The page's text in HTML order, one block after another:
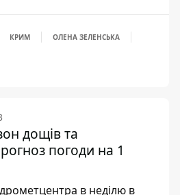
КРИМ
ОЛЕНА ЗЕЛЕНСЬКА
дощів та
погоди на 1
в неділю в